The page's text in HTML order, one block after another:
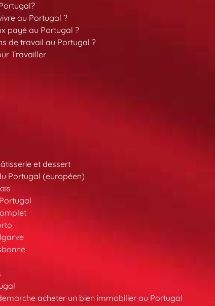
au Portugal ?
payé au Portugal ?
de travail au Portugal ?
Travailler
et dessert
Portugal (européen)
acheter un bien immobilier au Portugal